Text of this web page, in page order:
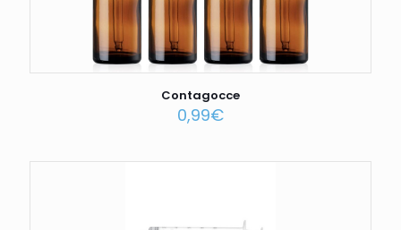
Contagocce
0,99€